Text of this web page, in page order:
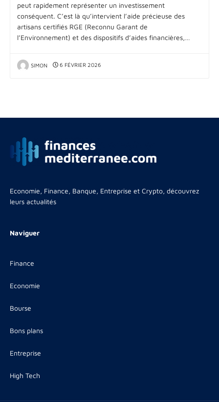
peut rapidement représenter un investissement
conséquent. C’est là qu’intervient l’aide précieuse des
artisans certifiés RGE (Reconnu Garant de
l’Environnement) et des dispositifs d’aides financières,…
SIMON 6 FÉVRIER 2026
Economie, Finance, Banque, Entreprise et Crypto, découvrez
leurs actualités
Naviguer
Finance
Economie
Bourse
Bons plans
Entreprise
High Tech